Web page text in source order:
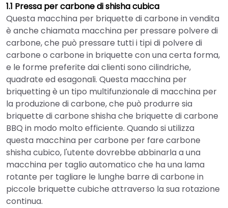
1.1 Pressa per carbone di shisha cubica
Questa macchina per briquette di carbone in vendita
è anche chiamata macchina per pressare polvere di
carbone, che può pressare tutti i tipi di polvere di
carbone o carbone in briquette con una certa forma,
e le forme preferite dai clienti sono cilindriche,
quadrate ed esagonali. Questa macchina per
briquetting è un tipo multifunzionale di macchina per
la produzione di carbone, che può produrre sia
briquette di carbone shisha che briquette di carbone
BBQ in modo molto efficiente. Quando si utilizza
questa macchina per carbone per fare carbone
shisha cubico, l'utente dovrebbe abbinarla a una
macchina per taglio automatico che ha una lama
rotante per tagliare le lunghe barre di carbone in
piccole briquette cubiche attraverso la sua rotazione
continua.